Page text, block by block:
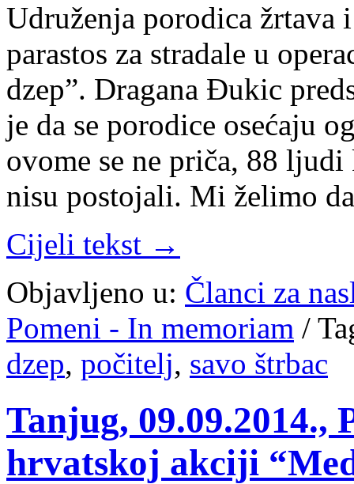
Udruženja porodica žrtava
parastos za stradale u
dzep”. Dragana Đukic
je da se porodice osećaju
ovome se ne priča, 88
nisu postojali. Mi želimo
Cijeli tekst →
Objavljeno u: Članci za
Pomeni - In memoriam /
dzep, počitelj, savo štrbac
Tanjug, 09.09.2014.,
hrvatskoj akciji